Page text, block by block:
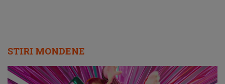
STIRI MONDENE